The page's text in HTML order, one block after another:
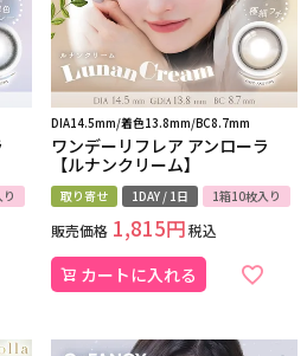
DIA14.5mm/着色13.8mm/BC8.7mm
ワンデーリフレア アンローラ
【ルナンクリーム】
取り寄せ 1DAY / 1日 1箱10枚入り
販売価格 1,815 税込
カートに入れる